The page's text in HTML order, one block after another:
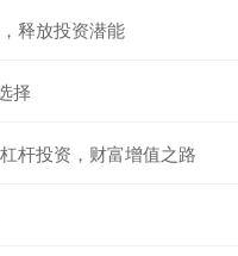
释放投资潜能
择
杆投资，财富增值之路